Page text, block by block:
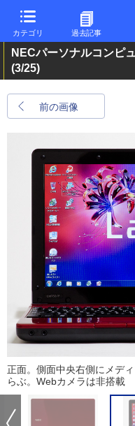
カテゴリ 過去記事
NECパーソナルコンピ
(3/25)
前の画像
正面。側面中央右側にメデ
らぶ。Webカメラは非搭載